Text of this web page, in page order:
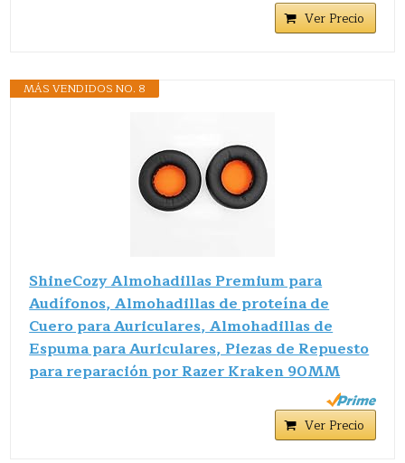
Ver Precio
MÁS VENDIDOS NO. 8
ShineCozy Almohadillas Premium para
Audífonos, Almohadillas de proteína de
Cuero para Auriculares, Almohadillas de
Espuma para Auriculares, Piezas de Repuesto
para reparación por Razer Kraken 90MM
Ver Precio